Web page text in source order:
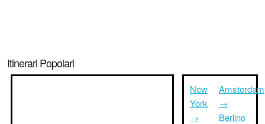
Itinerari Popolari
New
York
→
Amsterdam
→
Berlino